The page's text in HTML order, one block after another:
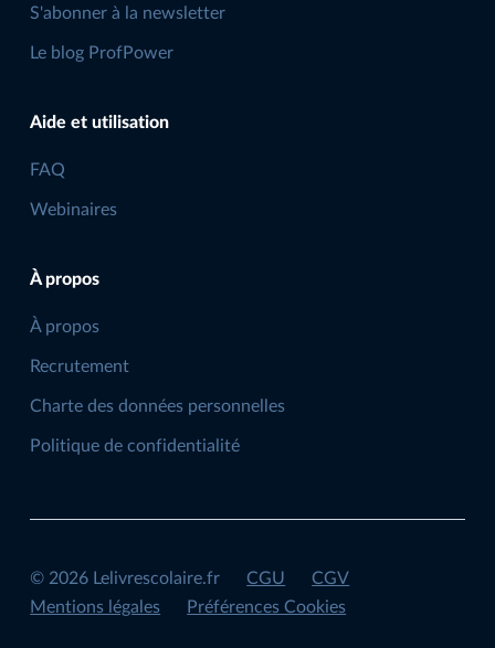
S'abonner à la newsletter
Le blog ProfPower
Aide et utilisation
FAQ
Webinaires
À propos
À propos
Recrutement
Charte des données personnelles
Politique de confidentialité
© 2026 Lelivrescolaire.fr CGU
CGV
Mentions légales
Préférences Cookies